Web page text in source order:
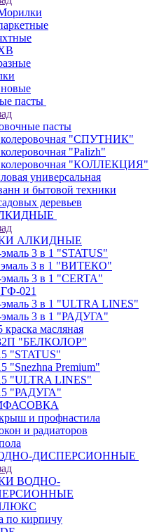
пасты
пасты
колеровочная "СПУТНИК"
"Palizh"
колеровочная "КОЛЛЕКЦИЯ"
универсальная
и бытовой техники
деревьев
АЛКИДНЫЕ
3 в 1 "STATUS"
эмаль 3 в 1 "ВИТЕКО"
3 в 1 "CERTA"
021
эмаль 3 в 1 "ULTRA LINES"
эмаль 3 в 1 "РАДУГА"
масляная
"БЕЛКОЛОР"
"STATUS"
"Snezhna Premium"
"ULTRA LINES"
"РАДУГА"
и профнастила
и радиаторов
ДИСПЕРСИОННЫЕ
ВОДНО-
по кирпичу